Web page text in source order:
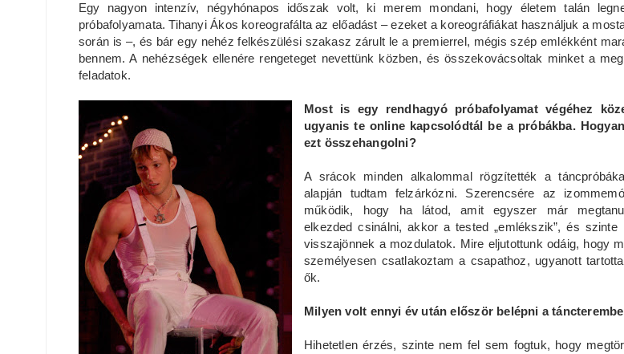
Egy nagyon intenzív, négyhónapos időszak volt, ki merem mondani, hogy életem talán
próbafolyamata. Tihanyi Ákos koreografálta az előadást – ezeket a koreográfiákat használjuk a
során is –, és bár egy nehéz felkészülési szakasz zárult le a premierrel, mégis szép emlékként
bennem. A nehézségek ellenére rengeteget nevettünk közben, és összekovácsoltak minket a
feladatok.
Most is egy rendhagyó próbafolyamat végéhez
ugyanis te online kapcsolódtál be a próbákba.
ezt összehangolni?
A srácok minden alkalommal rögzítették a
alapján tudtam felzárkózni. Szerencsére az
működik, hogy ha látod, amit egyszer már
elkezded csinálni, akkor a tested „emlékszik”, és szinte
visszajönnek a mozdulatok. Mire eljutottunk odáig, hogy
személyesen csatlakoztam a csapathoz, ugyanott
ők.
Milyen volt ennyi év után először belépni a
Hihetetlen érzés, szinte nem fel sem fogtuk, hogy